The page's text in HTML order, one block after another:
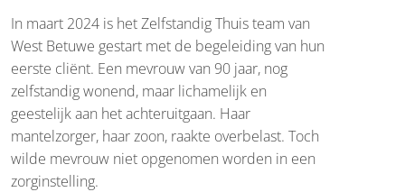
In maart 2024 is het Zelfstandig Thuis team van
West Betuwe gestart met de begeleiding van hun
eerste cliënt. Een mevrouw van 90 jaar, nog
zelfstandig wonend, maar lichamelijk en
geestelijk aan het achteruitgaan. Haar
mantelzorger, haar zoon, raakte overbelast. Toch
wilde mevrouw niet opgenomen worden in een
zorginstelling.